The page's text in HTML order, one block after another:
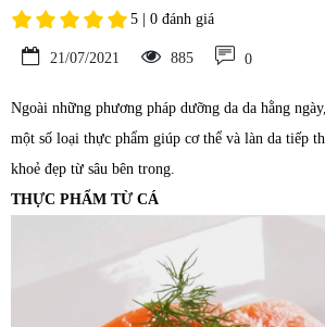
5 | 0 đánh giá
21/07/2021 885 0
Ngoài những phương pháp dưỡng da da hằng
một số loại thực phẩm giúp cơ thể và làn da tiếp
khoẻ đẹp từ sâu bên trong.
THỰC PHẨM TỪ CÁ